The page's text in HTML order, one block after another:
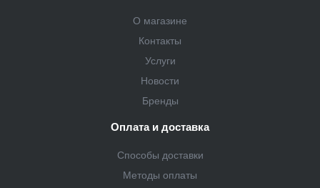
О магазине
Контакты
Услуги
Новости
Бренды
Оплата и доставка
Способы доставки
Методы оплаты